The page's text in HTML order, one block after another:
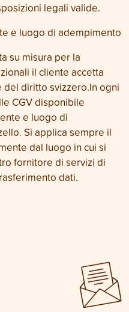
legali valide.
e luogo di adempimento
su misura per la
il cliente accetta
del diritto svizzero.In ogni
CGV disponibile
e luogo di
Si applica sempre il
dal luogo in cui si
fornitore di servizi di
dati.